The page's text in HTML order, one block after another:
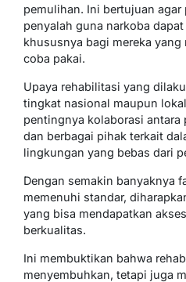
pemulihan. Ini bertujuan
penyalah guna narkoba
khususnya bagi mereka
coba pakai.
Upaya rehabilitasi yang
tingkat nasional maupun
pentingnya kolaborasi antara
dan berbagai pihak terkait
lingkungan yang bebas dari
Dengan semakin banyaknya
memenuhi standar,
yang bisa mendapatkan
berkualitas.
Ini membuktikan bahwa
menyembuhkan, tetapi juga